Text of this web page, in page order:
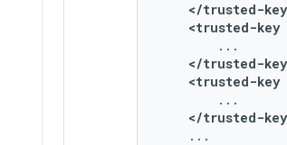
</trusted-
<trusted-key
</trusted-
<trusted-key
</trusted-
...